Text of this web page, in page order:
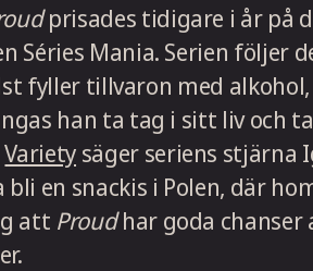
prisades tidigare i år på
Séries Mania. Serien följer
fyller tillvaron med
han ta tag i sitt liv och
Variety säger seriens stjärna
bli en snackis i Polen, där
att Proudhar goda